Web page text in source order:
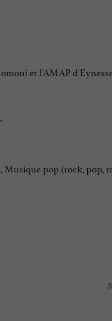
et l'AMAP
Musique pop (rock, pop,